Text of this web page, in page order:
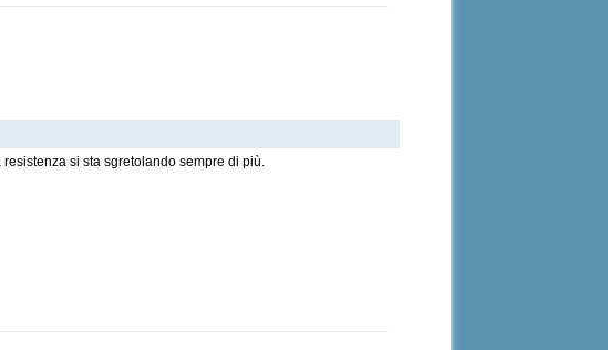
si sta sgretolando sempre di più.